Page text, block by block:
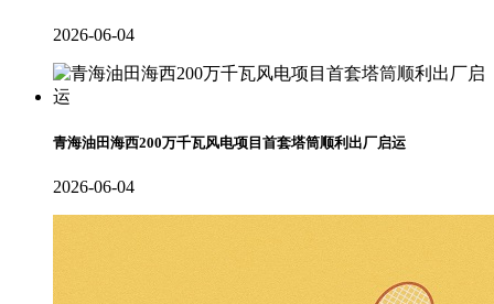
2026-06-04
青海油田海西200万千瓦风电项目首套塔筒顺利出厂启运
2026-06-04